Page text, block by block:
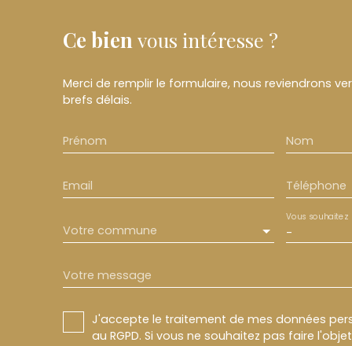
Ce bien vous intéresse ?
Merci de remplir le formulaire, nous reviendrons
brefs délais.
Prénom Nom
Email Téléphone
Votre commune -
Vous souhaitez
Votre message
J'accepte le traitement de mes données
au RGPD. Si vous ne souhaitez pas faire